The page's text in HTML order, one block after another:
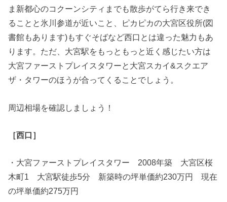
ま新都心のコクーンシティまでも散歩がてら行き来でき
ることと氷川参道が近いこと、ピカピカの大宮区役所(図
書館もあります)もすぐそばなど西口とは違った魅力もあ
ります。ただ、大宮駅をもっともっと近く感じたい方は
大宮ファーストプレイスタワーと大宮スカイ&スクエア
ザ・タワーのほうが合ってくることでしょう。
周辺相場を確認しましょう！
［西口］
・大宮ファーストプレイスタワー 2008年築 大宮区桜
木町1 大宮駅徒歩5分 新築時の坪単価約230万円 現在
の坪単価約275万円